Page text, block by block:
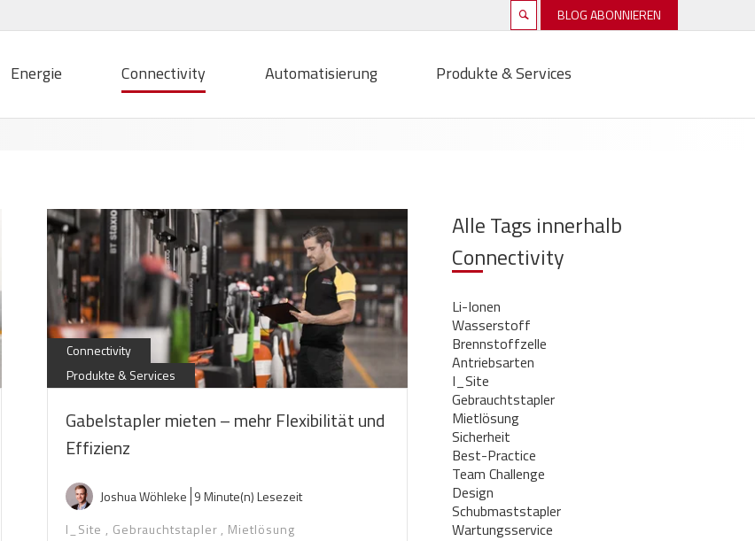
BLOG ABONNIEREN
Energie Connectivity Automatisierung Produkte & Services
Connectivity
Produkte & Services
Gabelstapler mieten – mehr Flexibilität und
Effizienz
Joshua Wöhleke 9 Minute(n) Lesezeit
I_Site , Gebrauchtstapler , Mietlösung
Alle Tags innerhalb
Connectivity
Li-Ionen
Wasserstoff
Brennstoffzelle
Antriebsarten
I_Site
Gebrauchtstapler
Mietlösung
Sicherheit
Best-Practice
Team Challenge
Design
Schubmaststapler
Wartungsservice